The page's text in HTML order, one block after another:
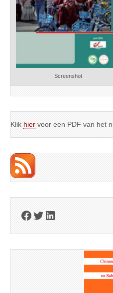
Screenshot
Klik hier voor een PDF van het
Facebook
Twitter
LinkedIn